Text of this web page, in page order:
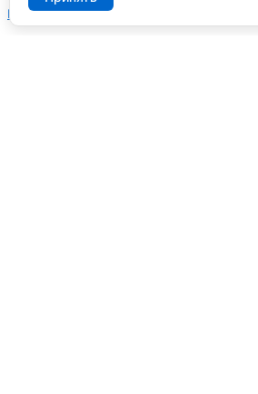
Пользовательское соглашение